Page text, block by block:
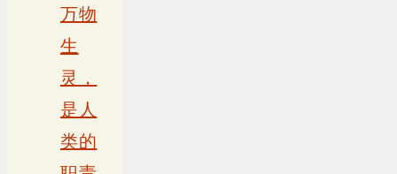
万物
生
灵，
是人
类的